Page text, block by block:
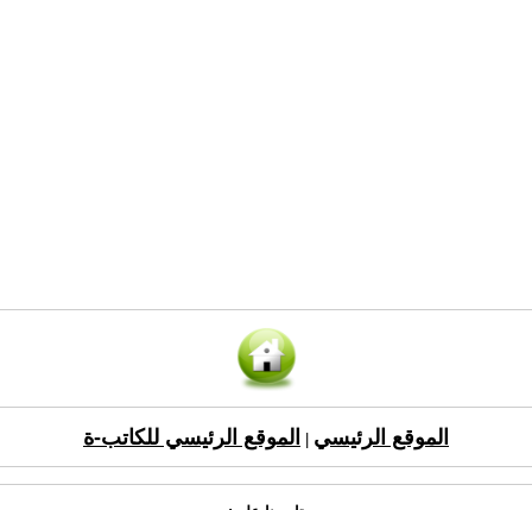
الموقع الرئيسي الموقع الرئيسي للكاتب-ة